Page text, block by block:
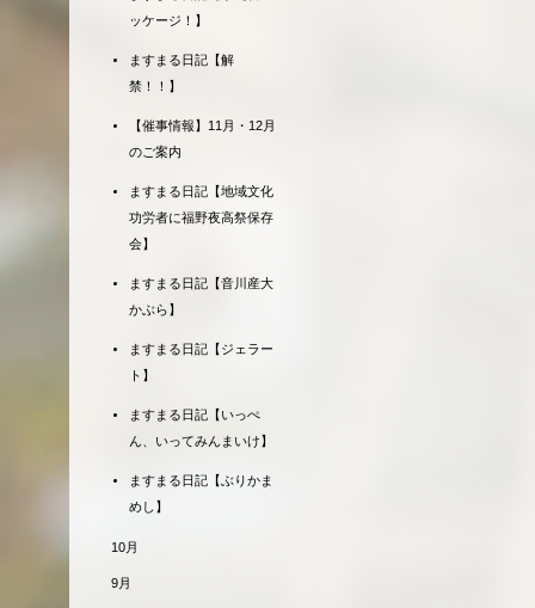
ッケージ！】
ますまる日記【解
禁！！】
【催事情報】11月・12月
のご案内
ますまる日記【地域文化
功労者に福野夜高祭保存
会】
ますまる日記【音川産大
かぶら】
ますまる日記【ジェラー
ト】
ますまる日記【いっぺ
ん、いってみんまいけ】
ますまる日記【ぶりかま
めし】
10月
9月